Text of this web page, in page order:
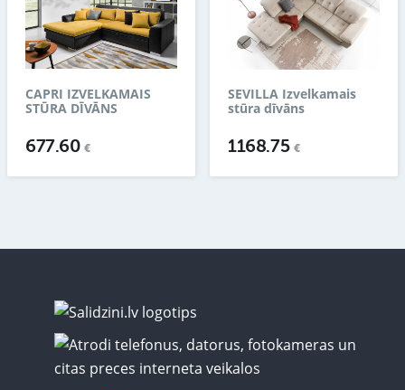
CAPRI IZVELKAMAIS
STŪRA DĪVĀNS
677.60€
SEVILLA Izvelkamais
stūra dīvāns
1168.75 €